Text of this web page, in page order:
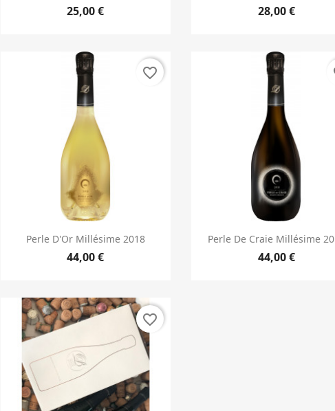
25,00 € 28,00 €
Aperçu rapide
Perle D'Or Millésime 2018
44,00 €
favorite_border
 Aperçu rapide
Perle De Craie Millésime
44,00 €
favorite_border